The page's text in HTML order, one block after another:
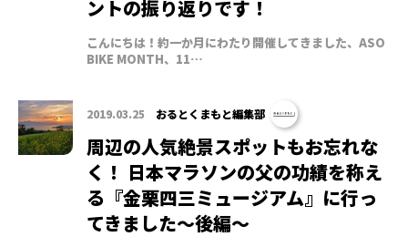
ントの振り返りです！
こんにちは！約一か月にわたり開催してきました、ASO
BIKE MONTH、11…
2019.03.25 おるとくまもと編集部
周辺の人気絶景スポットもお忘れな
く！ 日本マラソンの父の功績を称え
る『金栗四三ミュージアム』に行っ
てきました〜後編〜